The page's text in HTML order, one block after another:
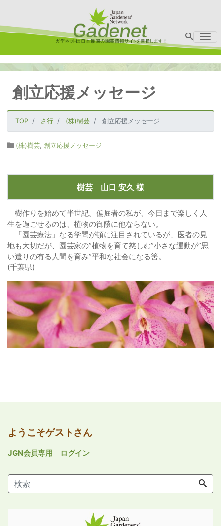
創立応援メッセージ
TOP さ行 (株)樹芸 創立応援メッセージ
(株)樹芸 創立応援メッセージ
樹芸 山口 安久 様
樹作りを始めて半世紀。偏屈者の私が、今日まで楽しく人
生を過ごせるのは、植物の御蔭に他ならない。
「園芸療法」なる学問が頓に注目されているが、医者の見
地も大切だが、園芸家の”植物を育て慈しむ”小さな運動が”思
い遣りの有る人間を育み”平和な社会になる筈。
(千葉県)
ようこそゲストさん
JGN会員専用 ログイン